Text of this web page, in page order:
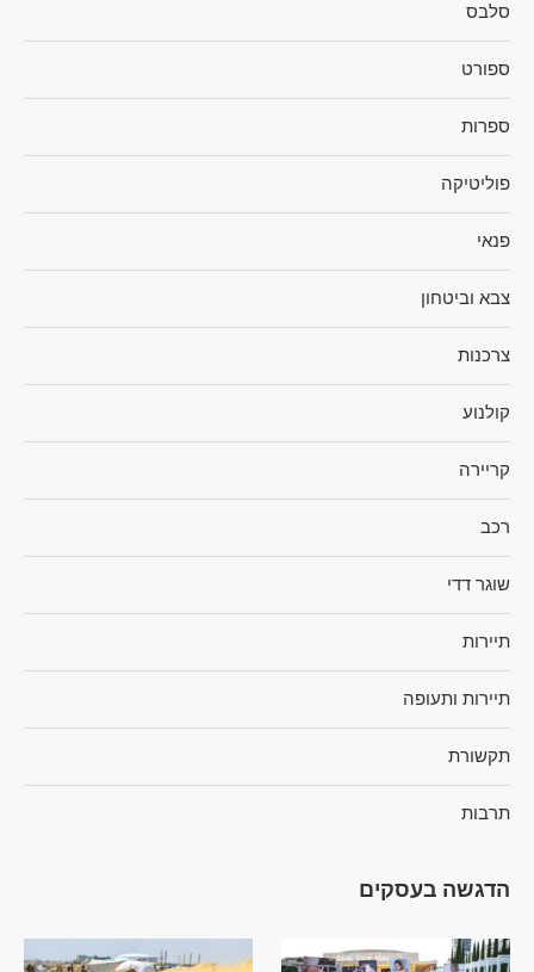
סלבס
ספורט
ספרות
פוליטיקה
פנאי
צבא וביטחון
צרכנות
קולנוע
קריירה
רכב
שוגר דדי
תיירות
תיירות ותעופה
תקשורת
תרבות
הדגשה בעסקים